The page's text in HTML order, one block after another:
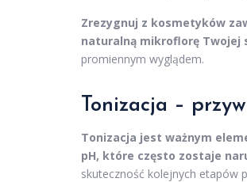
Zrezygnuj z kosmetyków
naturalną mikroflorę Twojej
promiennym wyglądem.
Tonizacja –
Tonizacja jest ważnym
pH, które często zostaje
skuteczność kolejnych etapów